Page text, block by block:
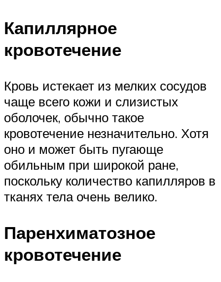
Капиллярное
кровотечение
Кровь истекает из мелких сосудов
чаще всего кожи и слизистых
оболочек, обычно такое
кровотечение незначительно. Хотя
оно и может быть пугающе
обильным при широкой ране,
поскольку количество капилляров в
тканях тела очень велико.
Паренхиматозное
кровотечение